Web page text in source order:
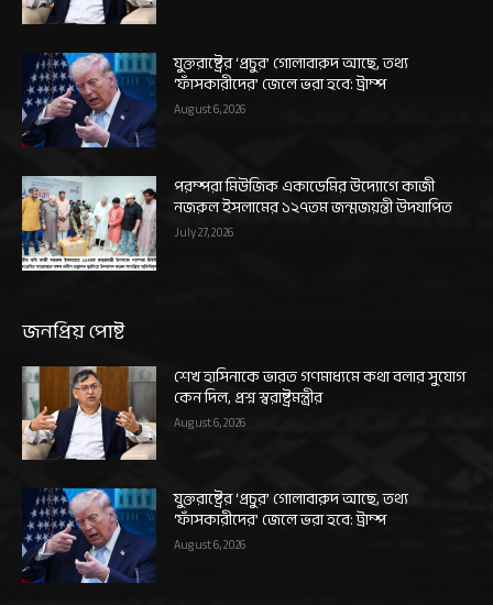
যুক্তরাষ্ট্রের ‘প্রচুর’ গোলাবারুদ আছে, তথ্য
‘ফাঁসকারীদের’ জেলে ভরা হবে: ট্রাম্প
August 6, 2026
পরম্পরা মিউজিক একাডেমির উদ্যোগে কাজী
নজরুল ইসলামের ১২৭তম জন্মজয়ন্তী উদযাপিত
July 27, 2026
জনপ্রিয় পোষ্ট
শেখ হাসিনাকে ভারত গণমাধ্যমে কথা বলার সুযোগ
কেন দিল, প্রশ্ন স্বরাষ্ট্রমন্ত্রীর
August 6, 2026
যুক্তরাষ্ট্রের ‘প্রচুর’ গোলাবারুদ আছে, তথ্য
‘ফাঁসকারীদের’ জেলে ভরা হবে: ট্রাম্প
August 6, 2026